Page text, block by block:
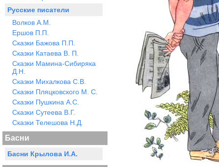
Русские писатели
Волков А.М.
Ершов П.П.
Сказки Бажова П.П.
Сказки Катаева В. П.
Сказки Мамина-Сибиряка
Д.Н.
Сказки Михалкова С.В.
Сказки Пляцковского М. С.
Сказки Пушкина А.С.
Сказки Сутеева В.Г.
Сказки Телешова Н.Д.
Басни
Басни Крылова И.А.